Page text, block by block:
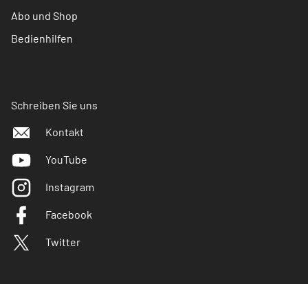
Abo und Shop
Bedienhilfen
Schreiben Sie uns
Kontakt
YouTube
Instagram
Facebook
Twitter